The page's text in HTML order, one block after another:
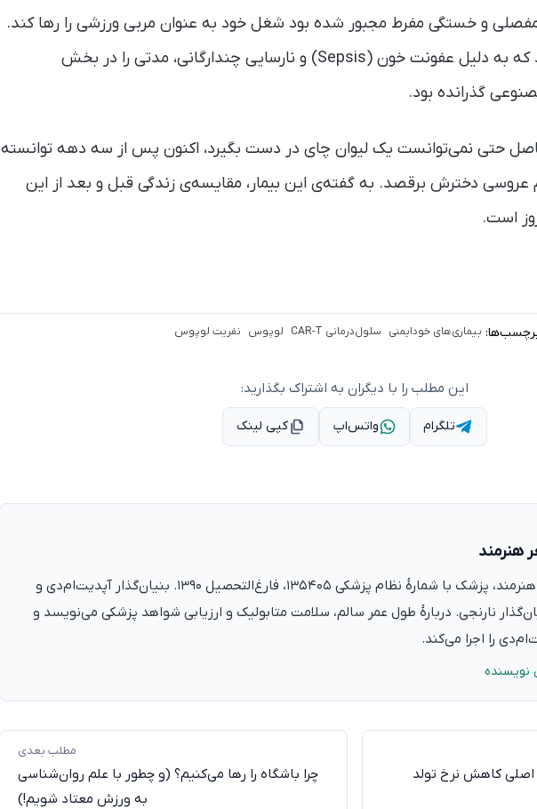
و خستگی مفرط مجبور شده بود شغل خود به عنوان مربی ورزشی را رها کند.
شرایط او به قدری وخیم بود که به دلیل عفونت خون (Sepsis) و نارسایی چندارگانی، مدتی را در بخش
گذرانده بود.
حتی نمی‌توانست یک لیوان چای در دست بگیرد، اکنون پس از سه دهه توانسته
عروسی دخترش برقصد. به گفته‌ی این بیمار، مقایسه‌ی زندگی قبل و بعد از این
است.
بیماری‌های خودایمنی سلول‌درمانی CAR-T لوپوس نفریت لوپوس
این مطلب را با دیگران به اشتراک بگذارید:
تلگرام واتس‌اپ کپی لینک
هنرمند
دکتر علی‌اصغر هنرمند، پزشک با شمارهٔ نظام پزشکی ۱۳۵۴۰۵، فارغ‌التحصیل ۱۳۹۰. بنیان‌گذار آپدیت‌ام‌دی و
نارنجی. دربارهٔ طول عمر سالم، سلامت متابولیک و ارزیابی شواهد پزشکی می‌نویسد و
را اجرا می‌کند.
نویسنده
کاهش نرخ تولد
مطلب بعدی
چرا باشگاه را رها می‌کنیم؟ (و چطور با علم روان‌شناسی
به ورزش معتاد شویم!)